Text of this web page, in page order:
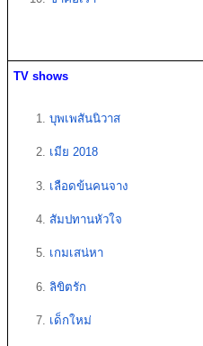
TV shows
บุพเพสันนิวาส
เมีย 2018
เลือดข้นคนจาง
สัมปทานหัวใจ
เกมเสน่หา
ลิขิตรัก
เด็กใหม่